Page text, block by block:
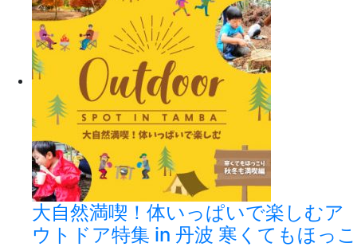
大自然満喫！体いっぱいで楽しむア
ウトドア特集 in 丹波 寒くてもほっこ